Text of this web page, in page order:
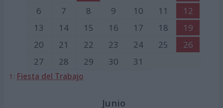
6
7 8 9 10 11
12
13
14 15 16 17 18
19
20
21 22 23 24 25
26
27
28 29 30 31
1: Fiesta del Trabajo
Junio